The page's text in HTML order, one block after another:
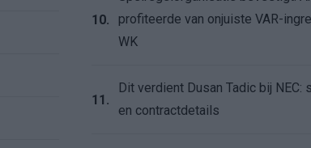
10.
profiteerde van onjuiste VAR-
WK
11.
Dit verdient Dusan Tadic bij NEC:
en contractdetails